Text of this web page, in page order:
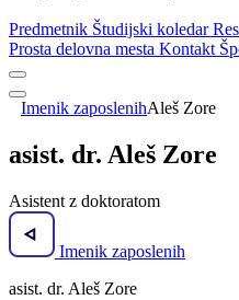
Predmetnik Študijski koledar
Prosta delovna mesta Kontakt
Imenik zaposlenihAleš Zore
asist. dr. Aleš Zore
Asistent z doktoratom
Imenik zaposlenih
asist. dr. Aleš Zore